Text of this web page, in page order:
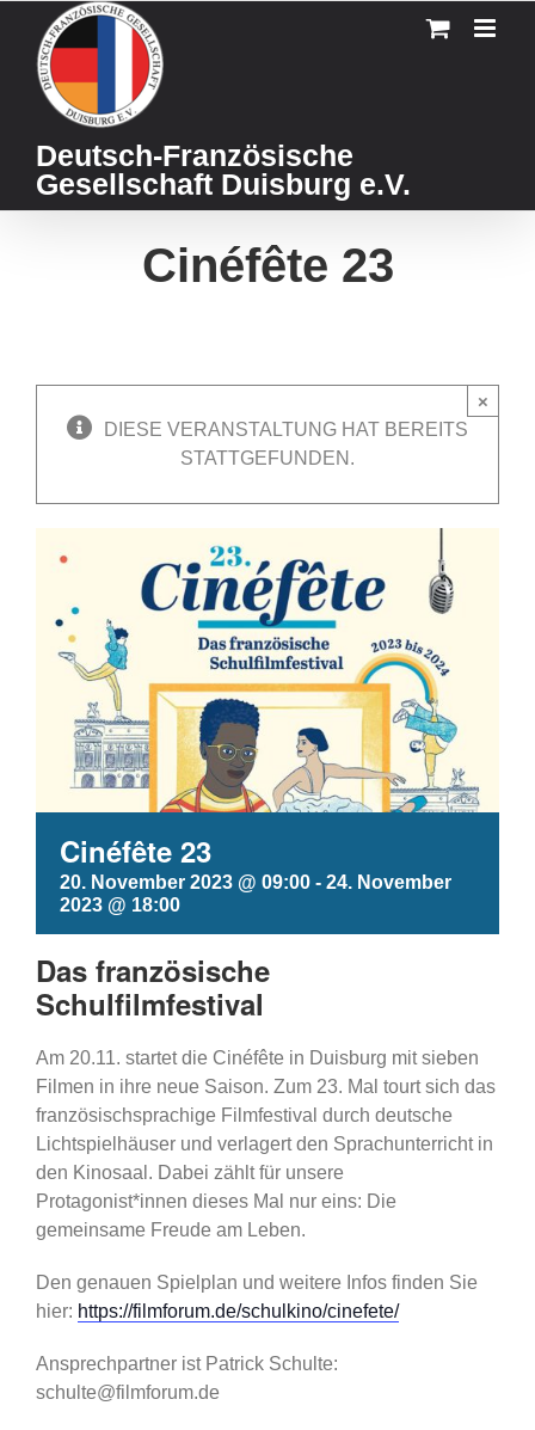
content
Deutsch-Französische
Gesellschaft Duisburg e.V.
Cinéfête 23
DIESE VERANSTALTUNG HAT BEREITS
STATTGEFUNDEN.
×
Cinéfête 23
20. November 2023 @ 09:00 - 24. November
2023 @ 18:00
Das französische
Schulfilmfestival
Am 20.11. startet die Cinéfête in Duisburg mit sieben
Filmen in ihre neue Saison. Zum 23. Mal tourt sich das
französischsprachige Filmfestival durch deutsche
Lichtspielhäuser und verlagert den Sprachunterricht in
den Kinosaal. Dabei zählt für unsere
Protagonist*innen dieses Mal nur eins: Die
gemeinsame Freude am Leben.
Den genauen Spielplan und weitere Infos finden Sie
hier: https://filmforum.de/schulkino/cinefete/
Ansprechpartner ist Patrick Schulte:
schulte@filmforum.de